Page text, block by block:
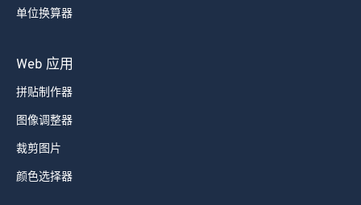
单位换算器
Web 应用
拼贴制作器
图像调整器
裁剪图片
颜色选择器